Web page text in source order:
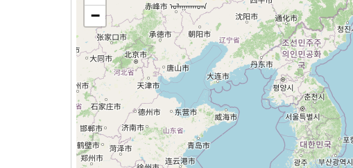
−